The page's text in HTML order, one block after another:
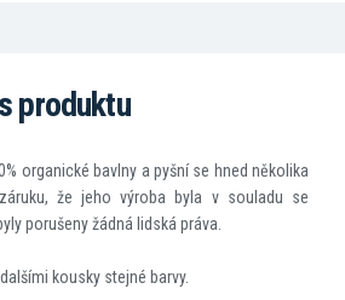
produktu
organické bavlny a pyšní se hned několika
že jeho výroba byla v souladu se
porušeny žádná lidská práva.
kousky stejné barvy.